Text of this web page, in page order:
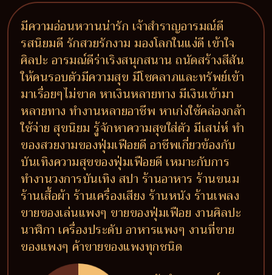
มีความอ่อนหวานน่ารัก เจ้าสำราญอารมณ์ดี
รสนิยมดี รักสวยรักงาม มองโลกในแง่ดี เข้าใจ
ศิลปะ อารมณ์ดีร่าเริงสนุกสนาน ถนัดสร้างสีสัน
ให้คนรอบตัวมีความสุข มีโชคลาภและทรัพย์เข้า
มาเรื่อยๆไม่ขาด หาเงินหลายทาง มีเงินเข้ามา
หลายทาง ทำงานหลายอาชีพ หาเก่งใช้คล่องกล้า
ใช้จ่าย สุขนิยม รู้จักหาความสุขใส่ตัว มีเสน่ห์ ทำ
ของสวยงามของฟุ่มเฟือยดี อาชีพเกี่ยวข้องกับ
บันเทิงความสุขของฟุ่มเฟือยดี เหมาะกับการ
ทำงานวงการบันเทิง สปา ร้านอาหาร ร้านขนม
ร้านเสื้อผ้า ร้านเครื่องเสียง ร้านหนัง ร้านเพลง
ขายของเล่นแพงๆ ขายของฟุ่มเฟือย งานศิลปะ
นาฬิกา เครื่องประดับ อาหารแพงๆ งานที่ขาย
ของแพงๆ ค้าขายของแพงทุกชนิด